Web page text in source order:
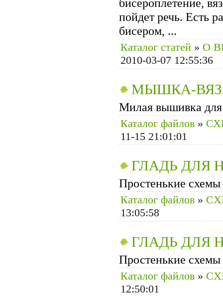
бисероплетение,
пойдет речь. Есть
бисером, ...
Каталог статей » О
2010-03-07 12:55:36
МЫШКА-
Милая вышивка
Каталог файлов »
11-15 21:01:01
ГЛАДЬ ДЛЯ
Простенькие
Каталог файлов »
13:05:58
ГЛАДЬ ДЛЯ
Простенькие
Каталог файлов »
12:50:01